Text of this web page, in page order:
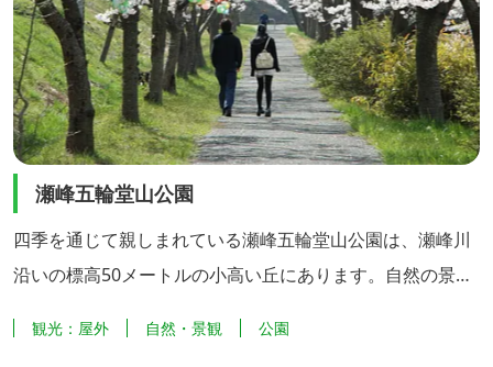
瀬峰五輪堂山公園
四季を通じて親しまれている瀬峰五輪堂山公園は、瀬峰川
沿いの標高50メートルの小高い丘にあります。自然の景観
りや憩の場として利用できます。 地域住民の散歩コースと
観光：屋外 自然・景観 公園